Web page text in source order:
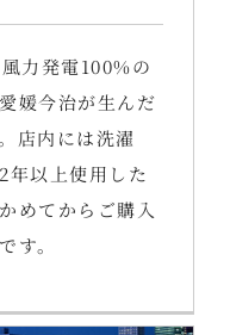
力発電100%の
媛今治が生んだ
店内には洗濯
年以上使用した
めてからご購入
す。